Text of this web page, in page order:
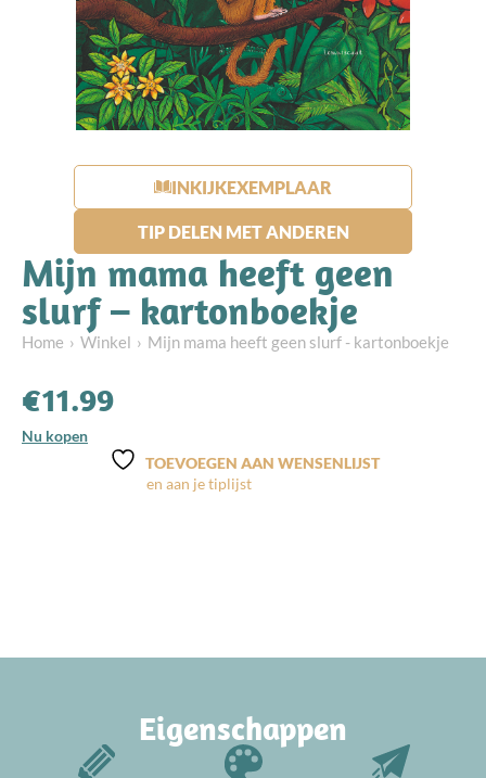
INKIJKEXEMPLAAR
TIP DELEN MET ANDEREN
Mijn mama heeft geen
slurf – kartonboekje
Home Winkel Mijn mama heeft geen slurf - kartonboekje
€11.99
Nu kopen
TOEVOEGEN AAN WENSENLIJST
Eigenschappen